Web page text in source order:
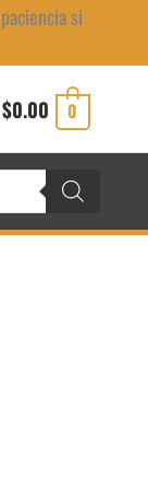
si
$0.00 0